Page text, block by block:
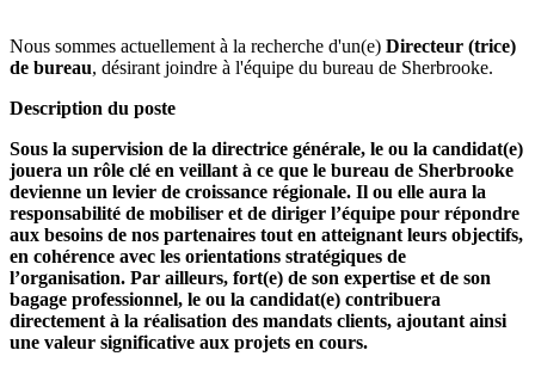
Nous sommes actuellement à la recherche d'un(e) Directeur (trice)
de bureau, désirant joindre à l'équipe du bureau de Sherbrooke.
Description du poste
Sous la supervision de la directrice générale, le ou la candidat(e)
jouera un rôle clé en veillant à ce que le bureau de Sherbrooke
devienne un levier de croissance régionale. Il ou elle aura la
responsabilité de mobiliser et de diriger l’équipe pour répondre
aux besoins de nos partenaires tout en atteignant leurs objectifs,
en cohérence avec les orientations stratégiques de
l’organisation. Par ailleurs, fort(e) de son expertise et de son
bagage professionnel, le ou la candidat(e) contribuera
directement à la réalisation des mandats clients, ajoutant ainsi
une valeur significative aux projets en cours.